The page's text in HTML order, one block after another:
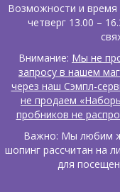
Возможности и время
четверг 13.00 –
Внимание: Мы не
запросу в нашем
через наш Сэмпл-
не продаем
пробников не
Важно: Мы любим
шопинг рассчитан на
для